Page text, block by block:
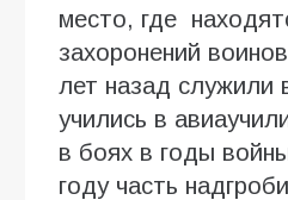
место, где
захоронений
лет назад служили
учились в
в боях в годы
году часть